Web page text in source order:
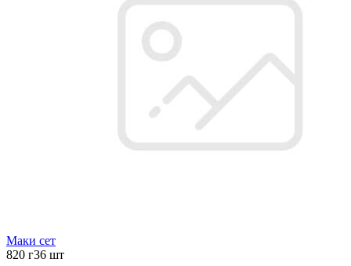
Маки сет
820 г36 шт